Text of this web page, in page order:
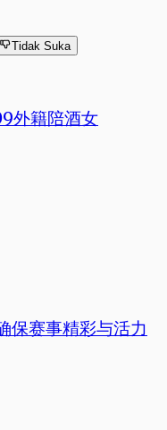
Tidak Suka
外籍陪酒女
保赛事精彩与活力